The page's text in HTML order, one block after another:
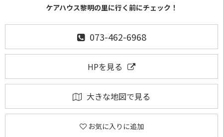
ケアハウス黎明の里に行く前にチェック！
073-462-6968
HPを見る
大きな地図で見る
お気に入りに追加